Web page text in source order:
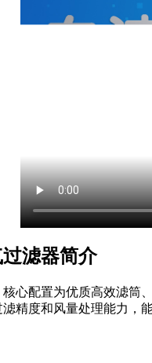
滤器简介
心配置为优质高效滤筒
精度和风量处理能力，